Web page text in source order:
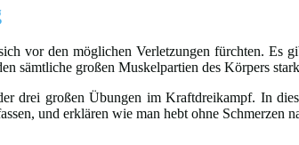
vor den möglichen Verletzungen fürchten. Es
sämtliche großen Muskelpartien des Körpers
drei großen Übungen im Kraftdreikampf. In
und erklären wie man hebt ohne Schmerzen